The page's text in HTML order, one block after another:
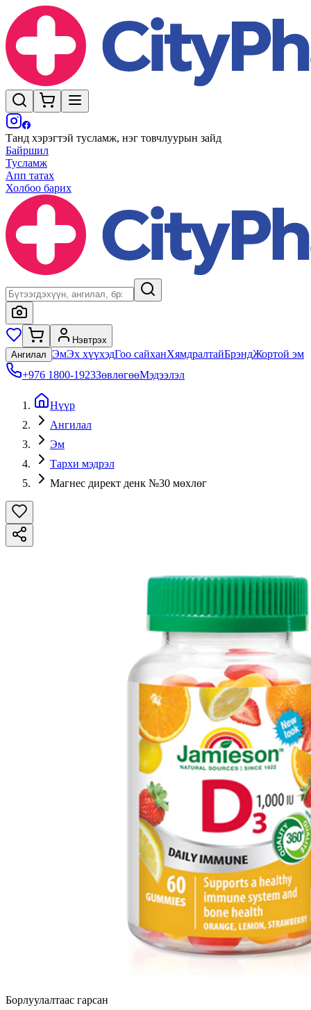
Танд хэрэгтэй тусламж, нэг товчлуурын зайд
Байршил
Тусламж
Апп татах
Холбоо барих
Нэвтрэх
Ангилал ЭмЭх хүүхэдГоо сайханХямдралтайБрэндЖортой эм
+976 1800-1923ЗөвлөгөөМэдээлэл
Нүүр
Ангилал
Эм
Тархи мэдрэл
Магнес директ денк №30 мөхлөг
Борлуулалтаас гарсан